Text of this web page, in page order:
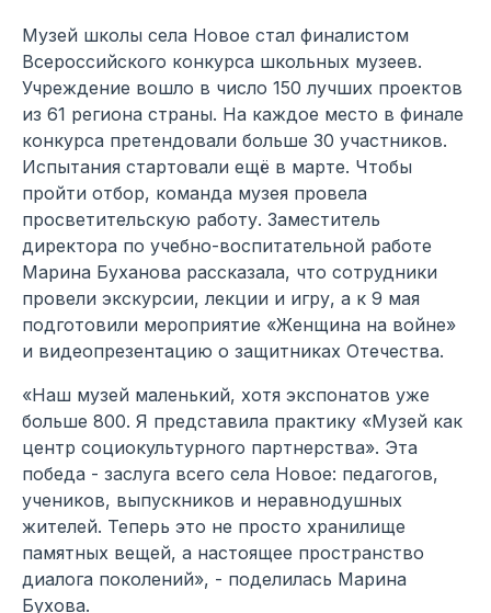
Музей школы села Новое стал финалистом
Всероссийского конкурса школьных музеев.
Учреждение вошло в число 150 лучших проектов
из 61 региона страны. На каждое место в финале
конкурса претендовали больше 30 участников.
Испытания стартовали ещё в марте. Чтобы
пройти отбор, команда музея провела
просветительскую работу. Заместитель
директора по учебно-воспитательной работе
Марина Буханова рассказала, что сотрудники
провели экскурсии, лекции и игру, а к 9 мая
подготовили мероприятие «Женщина на войне»
и видеопрезентацию о защитниках Отечества.
«Наш музей маленький, хотя экспонатов уже
больше 800. Я представила практику «Музей как
центр социокультурного партнерства». Эта
победа - заслуга всего села Новое: педагогов,
учеников, выпускников и неравнодушных
жителей. Теперь это не просто хранилище
памятных вещей, а настоящее пространство
диалога поколений», - поделилась Марина
Бухова.